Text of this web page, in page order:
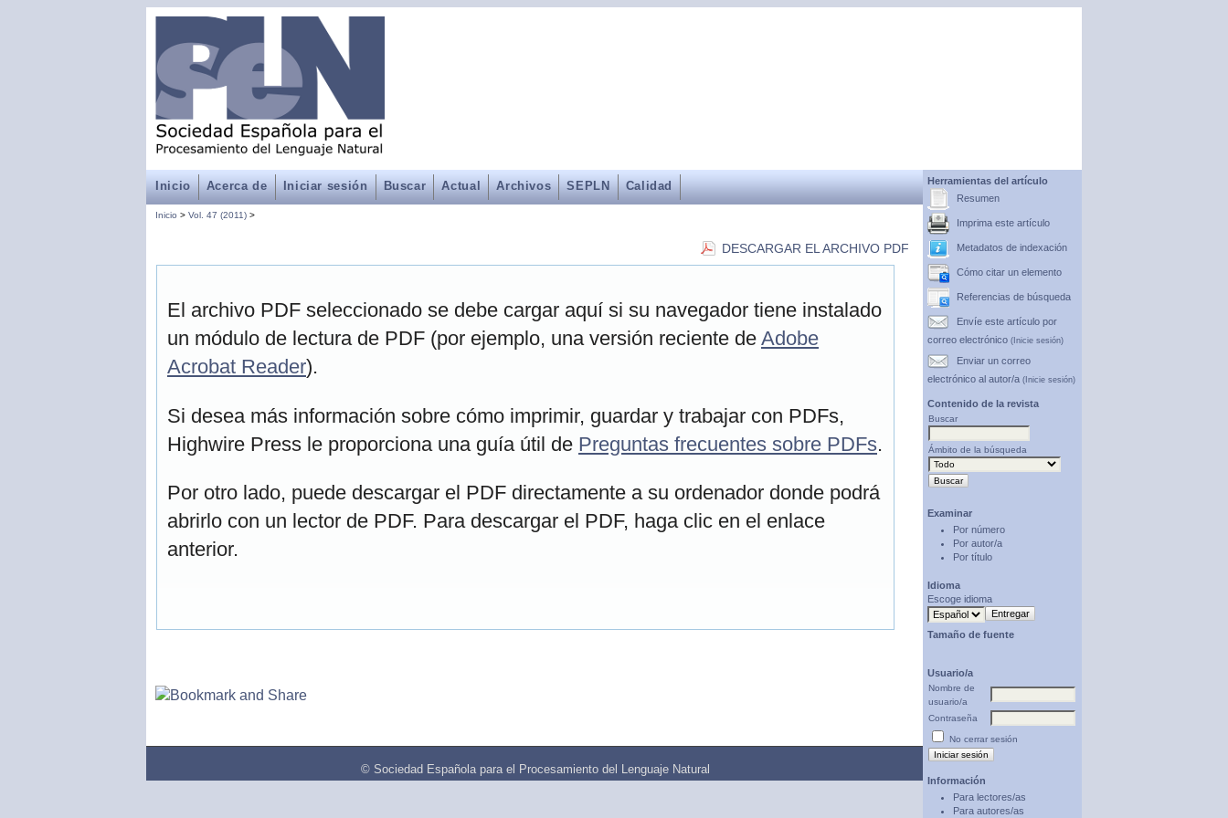
Herramientas del artículo
Resumen
Imprima este artículo
Metadatos de indexación
Cómo citar un elemento
Referencias de búsqueda
Envíe este artículo por
correo electrónico(Inicie sesión)
Enviar un correo
electrónico al autor/a(Inicie sesión)
Contenido de la revista
Buscar
Ámbito de la búsqueda
Examinar
Por número
Por autor/a
Por título
Idioma
Escoge idioma
Tamaño de fuente
Usuario/a
Nombre de
usuario/a
Contraseña
No cerrar sesión
Información
Para lectores/as
Para autores/as
Inicio Acerca de Iniciar sesión Buscar Actual Archivos SEPLN Calidad
Inicio > Vol. 47 (2011) >
DESCARGAR EL ARCHIVO PDF
El archivo PDF seleccionado se debe cargar aquí si su navegador tiene instalado
un módulo de lectura de PDF (por ejemplo, una versión reciente de Adobe
Acrobat Reader).
Si desea más información sobre cómo imprimir, guardar y trabajar con PDFs,
Highwire Press le proporciona una guía útil de Preguntas frecuentes sobre PDFs.
Por otro lado, puede descargar el PDF directamente a su ordenador donde podrá
abrirlo con un lector de PDF. Para descargar el PDF, haga clic en el enlace
anterior.
© Sociedad Española para el Procesamiento del Lenguaje Natural